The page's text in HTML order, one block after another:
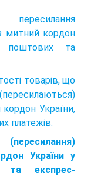
митний кордон
поштових та
товарів, що
України,
платежів.
України у
та експрес-